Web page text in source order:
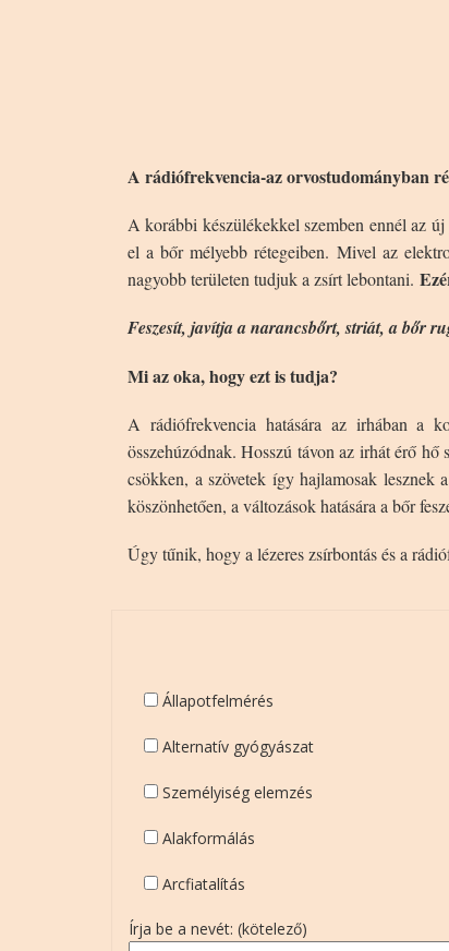
A rádiófrekvencia-az orvostudományban
A korábbi készülékekkel szemben ennél az
el a bőr mélyebb rétegeiben. Mivel az
nagyobb területen tudjuk a zsírt lebontani.
Feszesít, javítja a narancsbőrt, striát, a bőr
Mi az oka, hogy ezt is tudja?
A rádiófrekvencia hatására az irhában a
összehúzódnak. Hosszú távon az irhát érő
csökken, a szövetek így hajlamosak lesznek
köszönhetően, a változások hatására a bőr
Úgy tűnik, hogy a lézeres zsírbontás és a
Állapotfelmérés
Alternatív gyógyászat
Személyiség elemzés
Alakformálás
Arcfiatalítás
Írja be a nevét: (kötelező)